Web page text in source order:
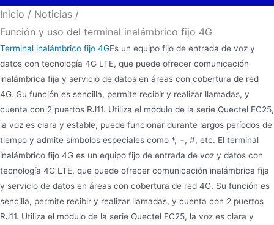
Inicio / Noticias /
Función y uso del terminal inalámbrico fijo 4G
Terminal inalámbrico fijo 4GEs un equipo fijo de entrada de voz y
datos con tecnología 4G LTE, que puede ofrecer comunicación
inalámbrica fija y servicio de datos en áreas con cobertura de red
4G. Su función es sencilla, permite recibir y realizar llamadas, y
cuenta con 2 puertos RJ11. Utiliza el módulo de la serie Quectel EC25,
la voz es clara y estable, puede funcionar durante largos períodos de
tiempo y admite símbolos especiales como *, +, #, etc. El terminal
inalámbrico fijo 4G es un equipo fijo de entrada de voz y datos con
tecnología 4G LTE, que puede ofrecer comunicación inalámbrica fija
y servicio de datos en áreas con cobertura de red 4G. Su función es
sencilla, permite recibir y realizar llamadas, y cuenta con 2 puertos
RJ11. Utiliza el módulo de la serie Quectel EC25, la voz es clara y